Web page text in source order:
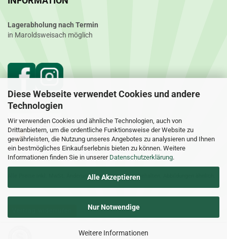
Diese Webseite verwendet Cookies und andere
Technologien
Wir verwenden Cookies und ähnliche Technologien, auch von
Drittanbietern, um die ordentliche Funktionsweise der Website zu
gewährleisten, die Nutzung unseres Angebotes zu analysieren und Ihnen
ein bestmögliches Einkaufserlebnis bieten zu können. Weitere
Informationen finden Sie in unserer Datenschutzerklärung.
Alle Akzeptieren
Nur Notwendige
Weitere Informationen
Lagerabholung nach Termin
in Maroldsweisach möglich
Alle Preise inkl. MwSt. Änderungen und Irrtümer vorbehalten. Abbildungen ähnlich.